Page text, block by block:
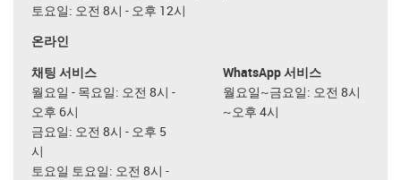
토요일: 오전 8시 - 오후 12시
온라인
채팅 서비스
월요일 - 목요일: 오전 8시 -
오후 6시
금요일: 오전 8시 - 오후 5
시
토요일 토요일: 오전 8시 -
WhatsApp 서비스
월요일~금요일: 오전 8시
~오후 4시